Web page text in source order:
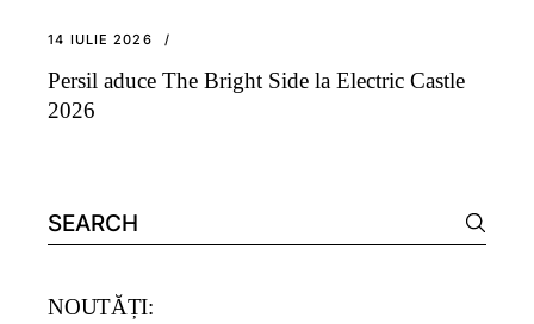
14 IULIE 2026
Persil aduce The Bright Side la Electric Castle
2026
Search
for:
NOUTĂȚI: